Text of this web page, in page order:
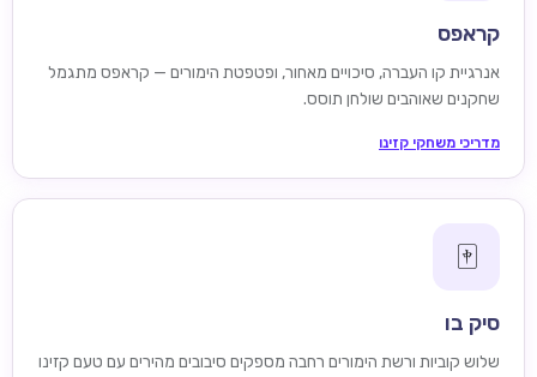
קראפס
אנרגיית קו העברה, סיכויים מאחור, ופטפטת הימורים — קראפס מתגמל
שחקנים שאוהבים שולחן תוסס.
מדריכי משחקי קזינו
🀄
סיק בו
שלוש קוביות ורשת הימורים רחבה מספקים סיבובים מהירים עם טעם קזינו